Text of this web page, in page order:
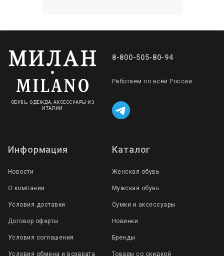
ОБУВЬ, ОДЕЖДА, АКСЕССУАРЫ ИЗ
ИТАЛИИ
8-800-505-80-94
Работаем по всей России
Информация
Новости
О компании
Условия доставки
Договор оферты
Условия соглашения
Условия обмена и возврата
Каталог
Женская обувь
Мужская обувь
Сумки и аксессуары
Новинки
Бренды
Товары со скидкой